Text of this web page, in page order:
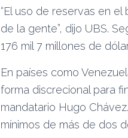
“El uso de reservas en
de la gente”, dijo UBS.
176 mil 7 millones de
En países como
forma discrecional para
mandatario Hugo
mínimos de más de dos